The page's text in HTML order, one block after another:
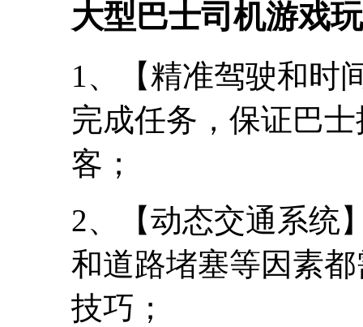
大型巴士司机游戏
1、【精准驾驶和时
完成任务，保证巴
客；
2、【动态交通系统
和道路堵塞等因素
技巧；